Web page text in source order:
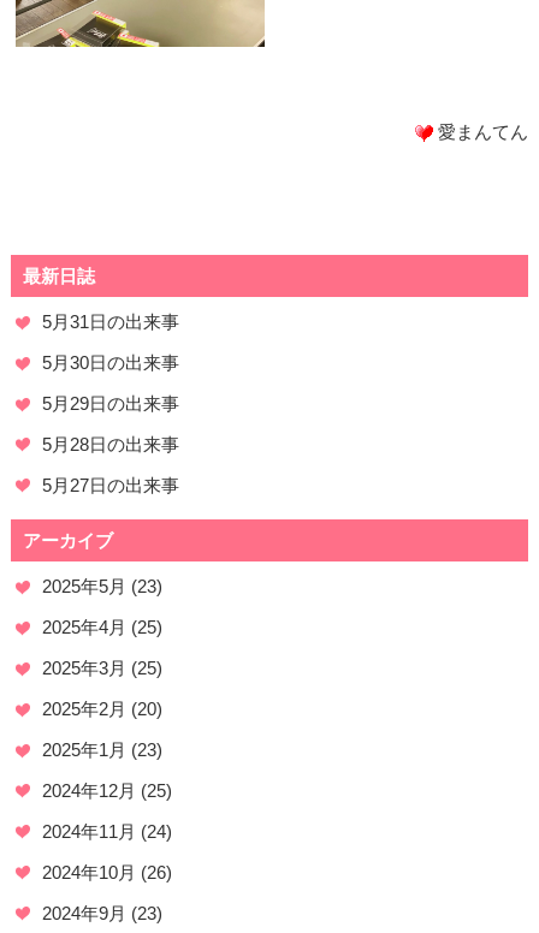
愛まんてん
最新日誌
5月31日の出来事
5月30日の出来事
5月29日の出来事
5月28日の出来事
5月27日の出来事
アーカイブ
2025年5月 (23)
2025年4月 (25)
2025年3月 (25)
2025年2月 (20)
2025年1月 (23)
2024年12月 (25)
2024年11月 (24)
2024年10月 (26)
2024年9月 (23)